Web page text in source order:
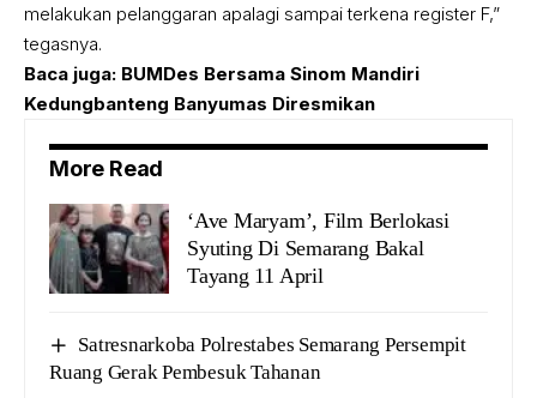
melakukan pelanggaran apalagi sampai terkena register F,”
tegasnya.
Baca juga: BUMDes Bersama Sinom Mandiri
Kedungbanteng Banyumas Diresmikan
More Read
‘Ave Maryam’, Film Berlokasi
Syuting Di Semarang Bakal
Tayang 11 April
Satresnarkoba Polrestabes Semarang Persempit
Ruang Gerak Pembesuk Tahanan